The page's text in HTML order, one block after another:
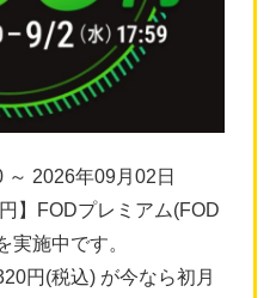
2026年09月02日
】FODプレミアム(FOD
実施中です。
円(税込) が今なら初月